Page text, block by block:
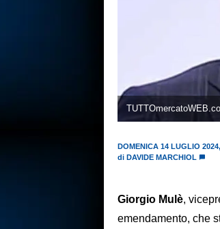
DOMENICA 14 LUGLIO
di DAVIDE MARCHIOL
Giorgio Mulè,
emendamento, che